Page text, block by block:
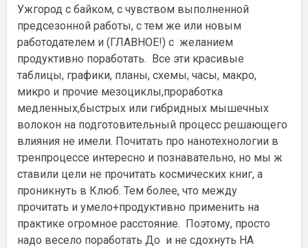
Ужгород с байком, с чувством выполненной
предсезонной работы, с тем же или новым
работодателем и (ГЛАВНОЕ!) с желанием
продуктивно поработать. Все эти красивые
таблицы, графики, планы, схемы, часы, макро,
микро и прочие мезоциклы,проработка
медленных,быстрых или гибридных мышечных
волокон на подготовительный процесс решающего
влияния не имели. Почитать про нанотехнологии в
тренпроцессе интересно и познавательно, но мы ж
ставили цели не прочитать космических книг, а
проникнуть в Клюб. Тем более, что между
прочитать и умело+продуктивно применить на
практике огромное расстояние. Поэтому, просто
надо весело поработать До и не сдохнуть НА